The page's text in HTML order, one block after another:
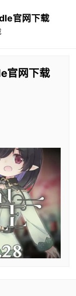
官网下载
官网下载